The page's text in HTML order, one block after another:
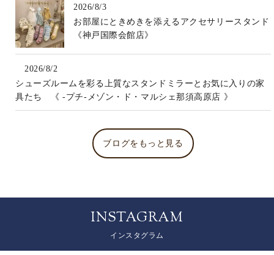
2026/8/3
お部屋にときめきを添えるアクセサリースタンド
《神戸国際会館店》
2026/8/2
シューズルームを彩る上質なスタンドミラーとお気に入りの家
具たち 《 -プチ-メゾン・ド・マルシェ那須高原店 》
ブログをもっと見る
INSTAGRAM
インスタグラム